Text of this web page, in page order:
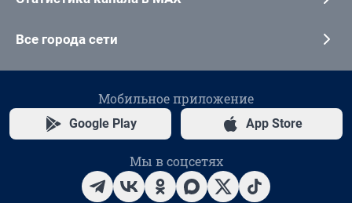
Все города сети
Мобильное приложение
Google Play App Store
Мы в соцсетях